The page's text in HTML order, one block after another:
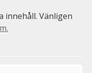
innehåll. Vänligen